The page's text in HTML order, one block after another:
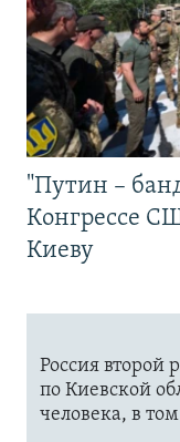
"Путин –
Конгрессе
Киеву